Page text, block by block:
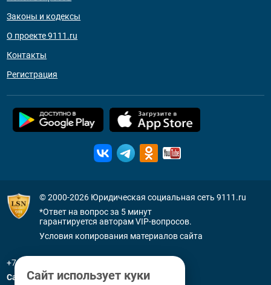
Законы и кодексы
О проекте 9111.ru
Контакты
Регистрация
© 2000-2026 Юридическая социальная сеть 9111.ru
*Ответ на вопрос за 5 минут
гарантируется авторам VIP-вопросов.
Условия копирования материалов сайта
+7 (800) 505-91-11
Санкт-Петербург
Сайт использует куки